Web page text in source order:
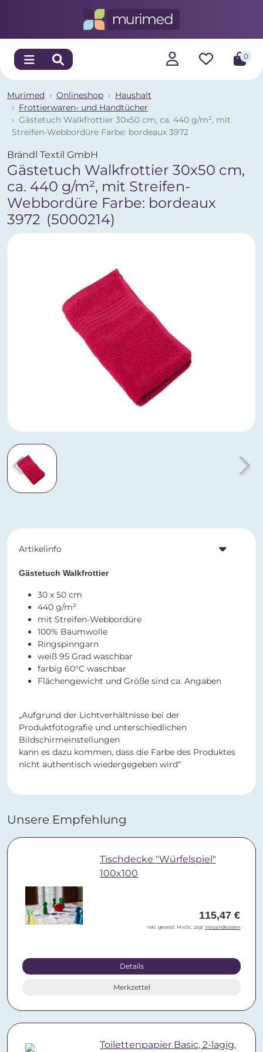
0
Murimed Onlineshop
Haushalt
Frottierwaren- und Handtücher
Gästetuch Walkfrottier 30x50 cm, ca. 440 g/m², mit
Streifen-Webbordüre Farbe: bordeaux 3972
Brändl Textil GmbH
Gästetuch Walkfrottier 30x50 cm,
ca. 440 g/m², mit Streifen-
Webbordüre Farbe: bordeaux
3972 (5000214)
Artikelinfo
Gästetuch Walkfrottier
30 x 50 cm
440 g/m²
mit Streifen-Webbordüre
100% Baumwolle
Ringspinngarn
weiß 95 Grad waschbar
farbig 60°C waschbar
Flächengewicht und Größe sind ca. Angaben
„Aufgrund der Lichtverhältnisse bei der
Produktfotografie und unterschiedlichen
Bildschirmeinstellungen
kann es dazu kommen, dass die Farbe des Produktes
nicht authentisch wiedergegeben wird“
Unsere Empfehlung
Tischdecke "Würfelspiel"
100x100
115,47 €
inkl. gesetzl. MwSt., zzgl.Versandkosten
Details
Merkzettel
Toilettenpapier Basic, 2-lagig,